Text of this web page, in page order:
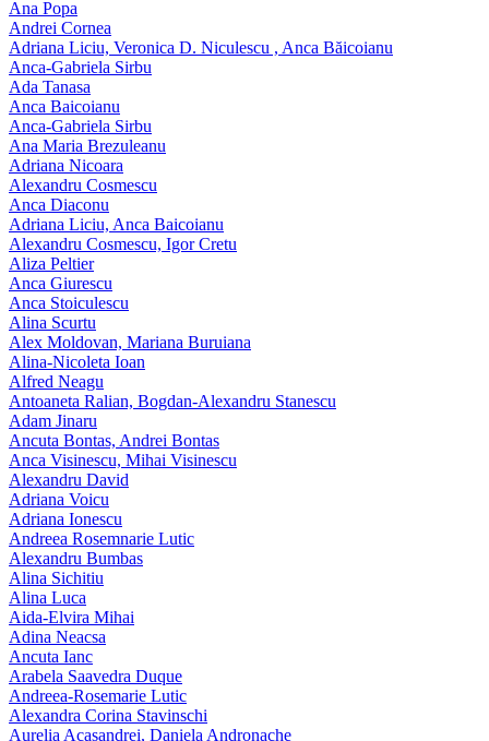
Ana Popa
Andrei Cornea
Adriana Liciu, Veronica D. Niculescu , Anca Băicoianu
Anca‑Gabriela Sirbu
Ada Tanasa
Anca Baicoianu
Anca-Gabriela Sirbu
Ana Maria Brezuleanu
Adriana Nicoara
Alexandru Cosmescu
Anca Diaconu
Adriana Liciu, Anca Baicoianu
Alexandru Cosmescu, Igor Cretu
Aliza Peltier
Anca Giurescu
Anca Stoiculescu
Alina Scurtu
Alex Moldovan, Mariana Buruiana
Alina-Nicoleta Ioan
Alfred Neagu
Antoaneta Ralian, Bogdan-Alexandru Stanescu
Adam Jinaru
Ancuta Bontas, Andrei Bontas
Anca Visinescu, Mihai Visinescu
Alexandru David
Adriana Voicu
Adriana Ionescu
Andreea Rosemnarie Lutic
Alexandru Bumbas
Alina Sichitiu
Alina Luca
Aida-Elvira Mihai
Adina Neacsa
Ancuta Ianc
Arabela Saavedra Duque
Andreea-Rosemarie Lutic
Alexandra Corina Stavinschi
Aurelia Acasandrei, Daniela Andronache